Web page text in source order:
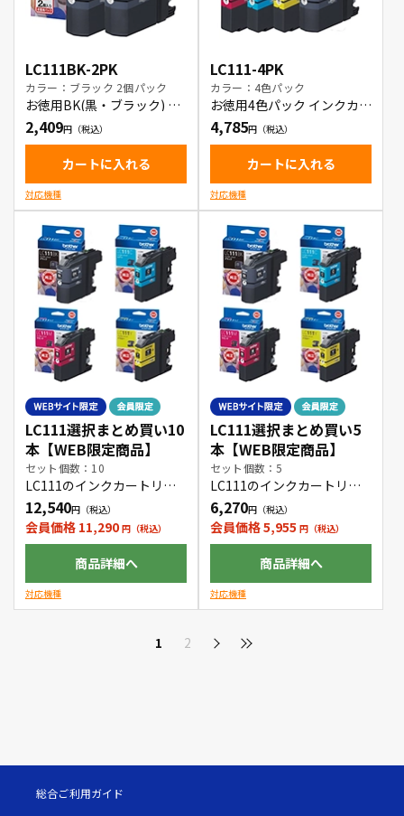
LC111BK-2PK
カラー：ブラック 2個パック
お徳用BK(黒・ブラック) 2
本パック インクカートリッ
ジ
2,409
カートに入れる
対応機種
LC111-4PK
カラー：4色パック
お徳用4色パック インクカー
トリッジ
4,785
カートに入れる
対応機種
LC111選択まとめ買い10
本【WEB限定商品】
セット個数：10
LC111のインクカートリッ
ジをお好きな色の組み合わ
せで10本購入できます。
12,540
会員価格 11,290
商品詳細へ
対応機種
LC111選択まとめ買い5
本【WEB限定商品】
セット個数：5
LC111のインクカートリッ
ジをお好きな色の組み合わ
せで5本購入できます。
6,270
会員価格 5,955
商品詳細へ
対応機種
1 2
総合ご利用ガイド